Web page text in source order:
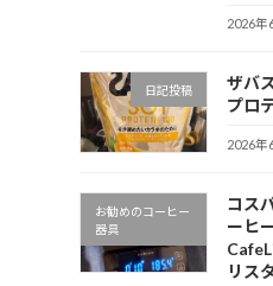
2026年
日記投稿
ザバ
プロ
2026年
お勧めのコーヒー
器具
コス
ーヒ
リス